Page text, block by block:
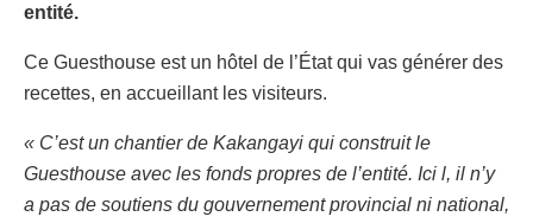
entité.
Ce Guesthouse est un hôtel de l’État qui vas générer des
recettes, en accueillant les visiteurs.
« C’est un chantier de Kakangayi qui construit le
Guesthouse avec les fonds propres de l’entité. Ici l, il n’y
a pas de soutiens du gouvernement provincial ni national,